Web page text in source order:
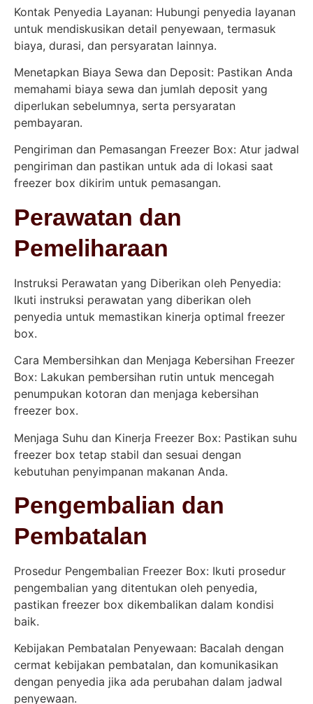
Kontak Penyedia Layanan: Hubungi penyedia layanan
untuk mendiskusikan detail penyewaan, termasuk
biaya, durasi, dan persyaratan lainnya.
Menetapkan Biaya Sewa dan Deposit: Pastikan Anda
memahami biaya sewa dan jumlah deposit yang
diperlukan sebelumnya, serta persyaratan
pembayaran.
Pengiriman dan Pemasangan Freezer Box: Atur jadwal
pengiriman dan pastikan untuk ada di lokasi saat
freezer box dikirim untuk pemasangan.
Perawatan dan
Pemeliharaan
Instruksi Perawatan yang Diberikan oleh Penyedia:
Ikuti instruksi perawatan yang diberikan oleh
penyedia untuk memastikan kinerja optimal freezer
box.
Cara Membersihkan dan Menjaga Kebersihan Freezer
Box: Lakukan pembersihan rutin untuk mencegah
penumpukan kotoran dan menjaga kebersihan
freezer box.
Menjaga Suhu dan Kinerja Freezer Box: Pastikan suhu
freezer box tetap stabil dan sesuai dengan
kebutuhan penyimpanan makanan Anda.
Pengembalian dan
Pembatalan
Prosedur Pengembalian Freezer Box: Ikuti prosedur
pengembalian yang ditentukan oleh penyedia,
pastikan freezer box dikembalikan dalam kondisi
baik.
Kebijakan Pembatalan Penyewaan: Bacalah dengan
cermat kebijakan pembatalan, dan komunikasikan
dengan penyedia jika ada perubahan dalam jadwal
penyewaan.